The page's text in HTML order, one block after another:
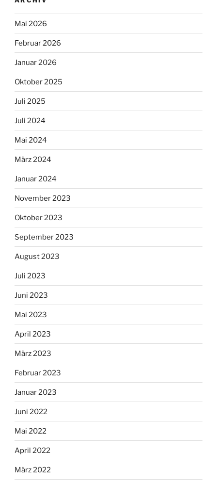
Mai 2026
Februar 2026
Januar 2026
Oktober 2025
Juli 2025
Juli 2024
Mai 2024
März 2024
Januar 2024
November 2023
Oktober 2023
September 2023
August 2023
Juli 2023
Juni 2023
Mai 2023
April 2023
März 2023
Februar 2023
Januar 2023
Juni 2022
Mai 2022
April 2022
März 2022